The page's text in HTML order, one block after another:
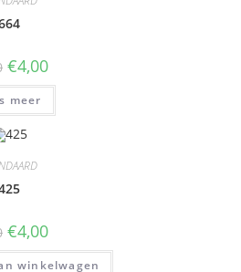
€4,00
meer
€4,00
winkelwagen